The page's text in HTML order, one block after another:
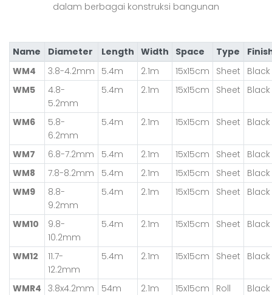
dalam berbagai konstruksi bangunan
Name Diameter Length Width Space Type
WM4
3.8-4.2mm 5.4m 2.1m 15x15cm Sheet
Black
WM5
4.8-
5.2mm
5.4m 2.1m 15x15cm Sheet Black
WM6
5.8-
6.2mm
5.4m 2.1m 15x15cm Sheet Black
WM7 6.8-7.2mm 5.4m 2.1m 15x15cm Sheet
Black
WM8
7.8-8.2mm 5.4m 2.1m 15x15cm Sheet
Black
WM9
8.8-
9.2mm
5.4m 2.1m 15x15cm Sheet Black
WM10
9.8-
10.2mm
5.4m 2.1m 15x15cm Sheet Black
WM12
11.7-
12.2mm
5.4m 2.1m 15x15cm Sheet Black
WMR4 3.8x4.2mm 54m 2.1m 15x15cm Roll
Black